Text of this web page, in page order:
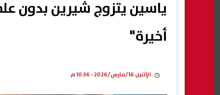
أخيرة"
الإثنين 16/مارس/2026 - 10:36 م